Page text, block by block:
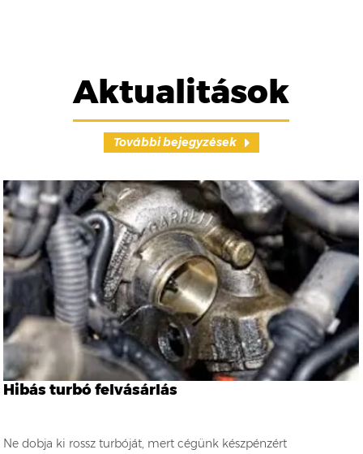
Aktualitások
További bejegyzések
Hibás turbó felvásárlás
Ne dobja ki rossz turbóját, mert cégünk készpénzért